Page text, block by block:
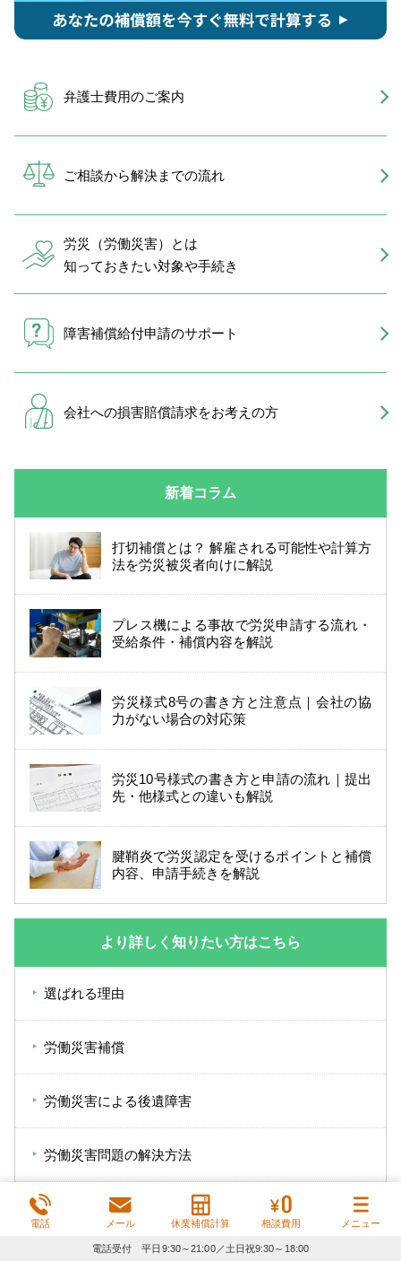
弁護士費用のご案内
ご相談から解決までの流れ
労災（労働災害）とは
知っておきたい対象や手続き
障害補償給付申請のサポート
会社への損害賠償請求をお考えの方
新着コラム
打切補償とは？ 解雇される可能性や計算方
法を労災被災者向けに解説
プレス機による事故で労災申請する流れ・
受給条件・補償内容を解説
労災様式8号の書き方と注意点｜会社の協
力がない場合の対応策
労災10号様式の書き方と申請の流れ｜提出
先・他様式との違いも解説
腱鞘炎で労災認定を受けるポイントと補償
内容、申請手続きを解説
より詳しく知りたい方はこちら
選ばれる理由
労働災害補償
労働災害による後遺障害
労働災害問題の解決方法
専門チーム紹介
電話 メール 休業補償計算 相談費用 メニュー
電話受付 平日9:30～21:00／土日祝9:30～18:00